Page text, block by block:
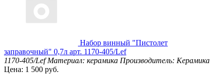
Набор винный "Пистолет
заправочный" 0,7л арт. 1170-405/Lef
1170-405/Lef Материал: керамика Производитель: Керамика
Цена: 1 500 руб.